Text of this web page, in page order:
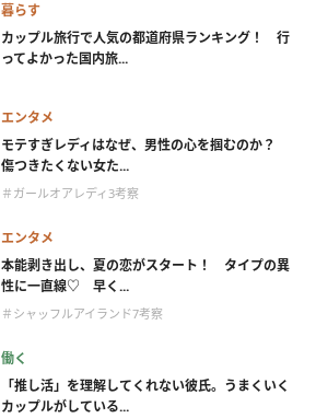
暮らす
カップル旅行で人気の都道府県ランキング！ 行
ってよかった国内旅...
エンタメ
モテすぎレディはなぜ、男性の心を掴むのか？
傷つきたくない女た...
＃ガールオアレディ3考察
エンタメ
本能剥き出し、夏の恋がスタート！ タイプの異
性に一直線♡ 早く...
＃シャッフルアイランド7考察
働く
「推し活」を理解してくれない彼氏。うまくいく
カップルがしている...